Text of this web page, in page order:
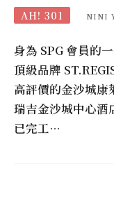
AH! 301 NINI
身為 SPG 會員的
頂級品牌
高評價的金沙城康
瑞吉金沙城中心
已完工…